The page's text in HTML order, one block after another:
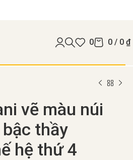
0 0 / 0 ₫
vẽ màu núi
thầy
hệ thứ 4